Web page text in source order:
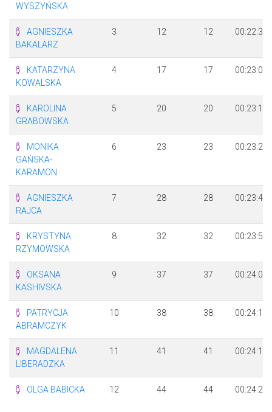
WYSZYŃSKA
AGNIESZKA
BAKALARZ
3 12 12 00:22:37
KATARZYNA
KOWALSKA
4 17 17 00:23:00
KAROLINA
GRABOWSKA
5 20 20 00:23:10
MONIKA
GAŃSKA-
KARAMON
6 23 23 00:23:23
AGNIESZKA
RAJCA
7 28 28 00:23:44
KRYSTYNA
RZYMOWSKA
8 32 32 00:23:52
OKSANA
KASHIVSKA
9 37 37 00:24:09
PATRYCJA
ABRAMCZYK
10 38 38 00:24:12
MAGDALENA
LIBERADZKA
11 41 41 00:24:19
OLGA BABICKA 12 44 44 00:24:24